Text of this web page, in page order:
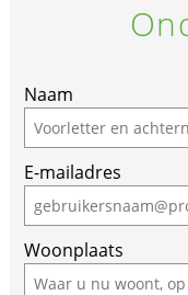
If
you
are
a
human,
ignore
this
field
Naam
E-mailadres
Woonplaats